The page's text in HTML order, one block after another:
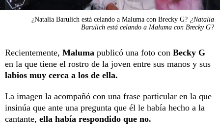
¿Natalia Barulich está celando a Maluma con Brecky G? ¿Natalia
Barulich está celando a Maluma con Brecky G?
Recientemente, Maluma publicó una foto con Becky G
en la que tiene el rostro de la joven entre sus manos y sus
labios muy cerca a los de ella.
La imagen la acompañó con una frase particular en la que
insinúa que ante una pregunta que él le había hecho a la
cantante, ella había respondido que no.